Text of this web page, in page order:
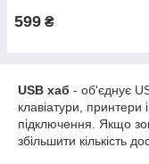
599 ₴
USB хаб - об'єднує
клавіатури, принтери
підключення. Якщо
збільшити кількість